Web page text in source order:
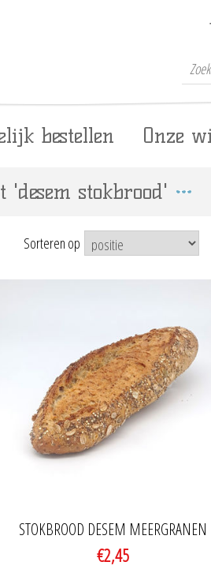
bestellen Onze
stokbrood'
Sorteren op
STOKBROOD DESEM MEERGRANEN
€2,45